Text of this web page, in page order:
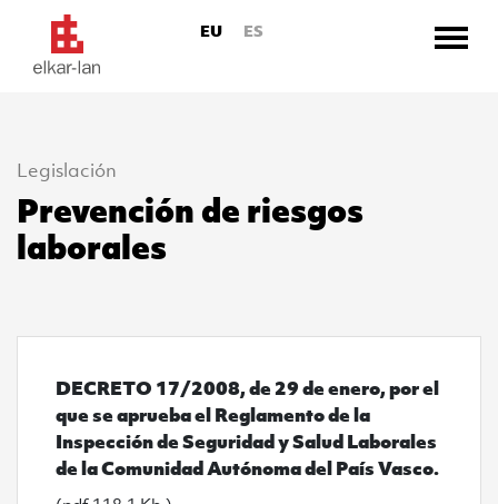
Ir directamente al contenido
EU ES
Legislación
Prevención de riesgos
laborales
DECRETO 17/2008, de 29 de enero, por el
que se aprueba el Reglamento de la
Inspección de Seguridad y Salud Laborales
de la Comunidad Autónoma del País Vasco.